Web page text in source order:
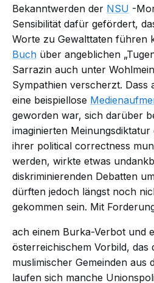
Bekanntwerden der NSU -
Sensibilität dafür gefördert,
Worte zu Gewalttaten führen
Buch über angeblichen
Sarrazin auch unter
Sympathien verscherzt. Dass
eine beispiellose
geworden war, sich darüber
imaginierten
ihrer political correctness
werden, wirkte etwas
diskriminierenden Debatten
dürften jedoch längst noch
gekommen sein. Mit
ach einem Burka-Verbot und
österreichischem Vorbild, das
muslimischer Gemeinden aus
laufen sich manche